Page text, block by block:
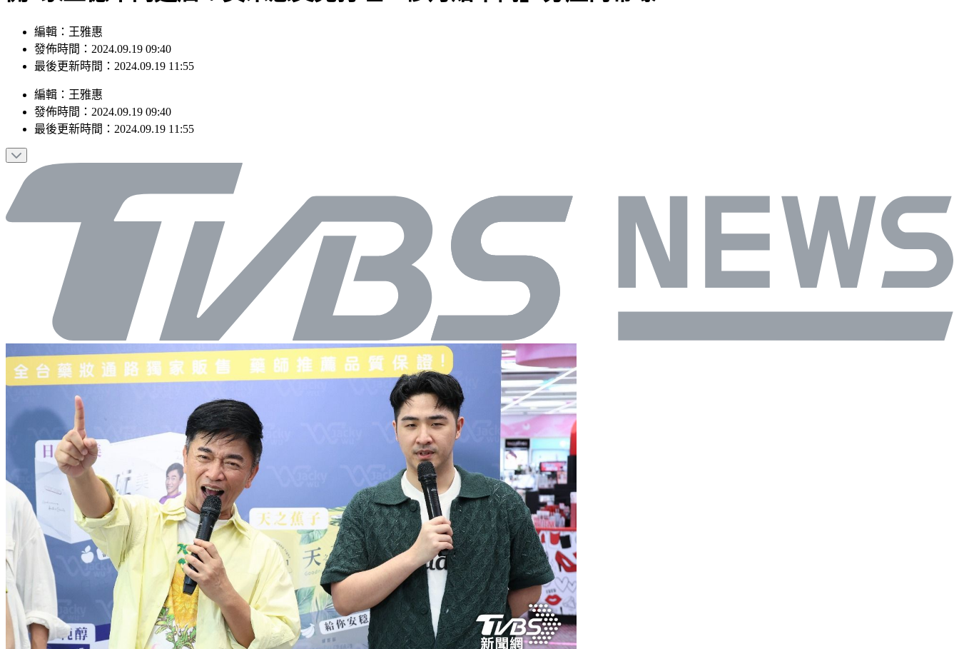
編輯：王雅惠
發佈時間：2024.09.19 09:40
最後更新時間：2024.09.19 11:55
編輯 ： 王雅惠
發佈時間： 2024.09.19 09:40
最後更新時間： 2024.09.19 11:55